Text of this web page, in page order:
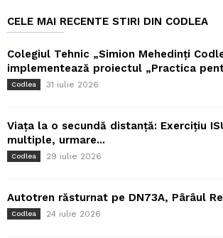
CELE MAI RECENTE STIRI DIN CODLEA
Colegiul Tehnic „Simion Mehedinți
implementează proiectul „Practica
Codlea 31 iulie 2026
Viața la o secundă distanță: Exercițiu
multiple, urmare...
Codlea 29 iulie 2026
Autotren răsturnat pe DN73A, Pârâul
Codlea 24 iulie 2026